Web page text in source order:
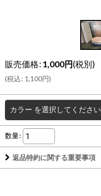
販売価格:1,000円(税別)
(税込: 1,100円)
カラー を選択してください
数量:
返品特約に関する重要事項